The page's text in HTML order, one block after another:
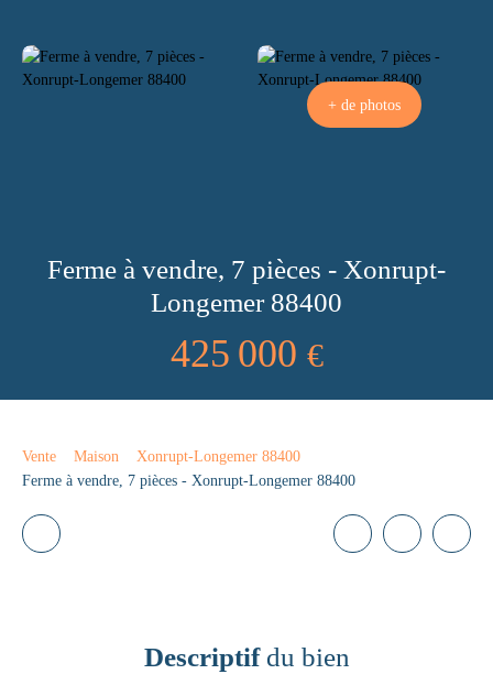
+ de photos
Ferme à vendre, 7 pièces - Xonrupt-
Longemer 88400
425 000 €
Vente Maison
Xonrupt-Longemer 88400
Ferme à vendre, 7 pièces - Xonrupt-Longemer 88400
Descriptifdu bien